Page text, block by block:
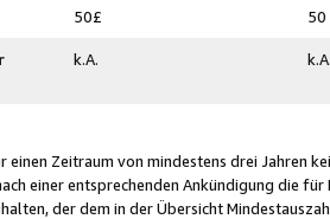
50£ 50
k.A.
einen Zeitraum von mindestens drei Jahren
einer entsprechenden Ankündigung die
der dem in der Übersicht